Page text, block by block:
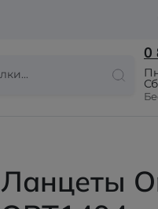
0
Ланцеты